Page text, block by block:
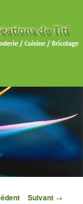
des articles
Suivant →